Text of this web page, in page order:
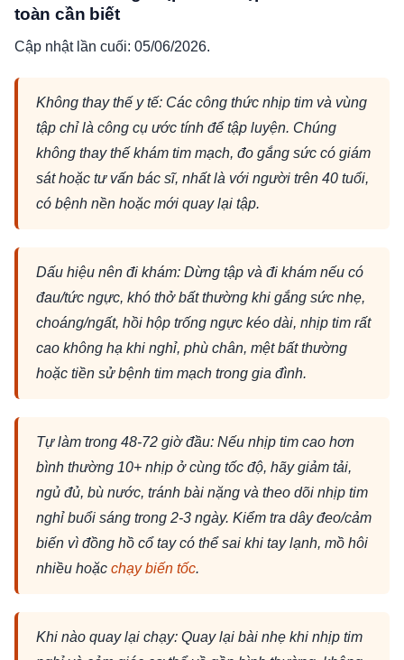
toàn cần biết
Cập nhật lần cuối: 05/06/2026.
Không thay thế y tế: Các công thức nhịp tim và vùng
tập chỉ là công cụ ước tính để tập luyện. Chúng
không thay thế khám tim mạch, đo gắng sức có giám
sát hoặc tư vấn bác sĩ, nhất là với người trên 40 tuổi,
có bệnh nền hoặc mới quay lại tập.
Dấu hiệu nên đi khám: Dừng tập và đi khám nếu có
đau/tức ngực, khó thở bất thường khi gắng sức nhẹ,
choáng/ngất, hồi hộp trống ngực kéo dài, nhịp tim rất
cao không hạ khi nghỉ, phù chân, mệt bất thường
hoặc tiền sử bệnh tim mạch trong gia đình.
Tự làm trong 48-72 giờ đầu: Nếu nhịp tim cao hơn
bình thường 10+ nhịp ở cùng tốc độ, hãy giảm tải,
ngủ đủ, bù nước, tránh bài nặng và theo dõi nhịp tim
nghỉ buổi sáng trong 2-3 ngày. Kiểm tra dây đeo/cảm
biến vì đồng hồ cổ tay có thể sai khi tay lạnh, mồ hôi
nhiều hoặc chạy biến tốc.
Khi nào quay lại chạy: Quay lại bài nhẹ khi nhịp tim